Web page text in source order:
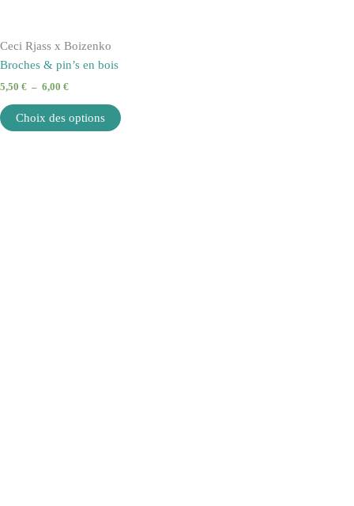
Ceci Rjass x Boizenko
Broches & pin’s en bois
5,50 € – 6,00 €
Choix des options